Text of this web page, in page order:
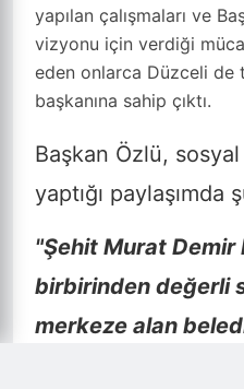
yapılan çalışmaları ve
vizyonu için verdiği
eden onlarca Düzceli de
başkanına sahip çıktı.
Başkan Özlü,
yaptığı paylaşımda
"Şehit Murat Demir
birbirinden değerli
merkeze alan